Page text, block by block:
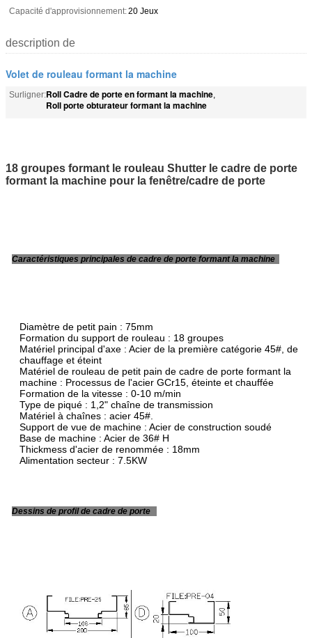
Capacité d'approvisionnement:20 Jeux
description de
Volet de rouleau formant la machine
Surligner:Roll Cadre de porte en formant la machine,
Roll porte obturateur formant la machine
18 groupes formant le rouleau Shutter le cadre de porte
formant la machine pour la fenêtre/cadre de porte
Caractéristiques principales de cadre de porte formant la machine
Diamètre de petit pain : 75mm
Formation du support de rouleau : 18 groupes
Matériel principal d'axe : Acier de la première catégorie 45#, de
chauffage et éteint
Matériel de rouleau de petit pain de cadre de porte formant la
machine : Processus de l'acier GCr15, éteinte et chauffée
Formation de la vitesse : 0-10 m/min
Type de piqué : 1,2" chaîne de transmission
Matériel à chaînes : acier 45#.
Support de vue de machine : Acier de construction soudé
Base de machine : Acier de 36# H
Thickmess d'acier de renommée : 18mm
Alimentation secteur : 7.5KW
Dessins de profil de cadre de porte